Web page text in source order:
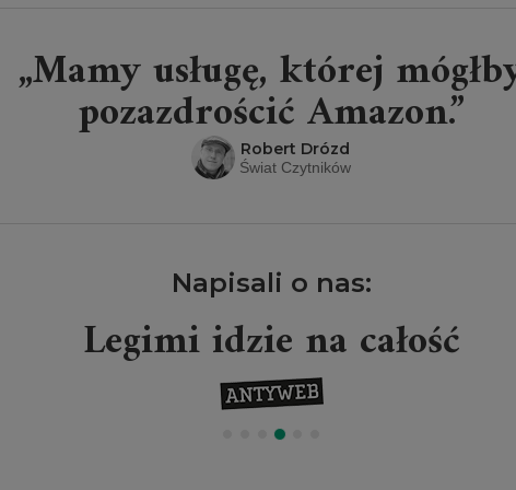
„Mamy usługę, której
pozazdrościć Amazon.”
Robert Drózd
Świat Czytników
Napisali o nas:
Legimi idzie na całość